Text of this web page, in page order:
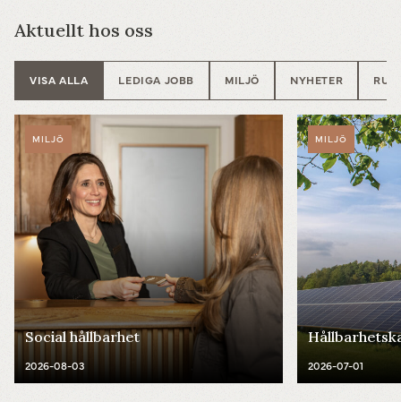
Aktuellt hos oss
VISA ALLA LEDIGA JOBB MILJÖ NYHETER
MILJÖ
Social hållbarhet
2026-08-03
MILJÖ
2026-07-01